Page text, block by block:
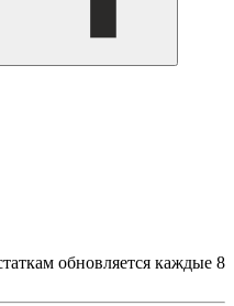
обновляется каждые 8